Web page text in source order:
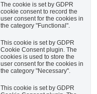
The cookie is set by GDPR
cookie consent to record the
user consent for the cookies in
the category "Functional".
This cookie is set by GDPR
Cookie Consent plugin. The
cookies is used to store the
user consent for the cookies in
the category "Necessary".
This cookie is set by GDPR